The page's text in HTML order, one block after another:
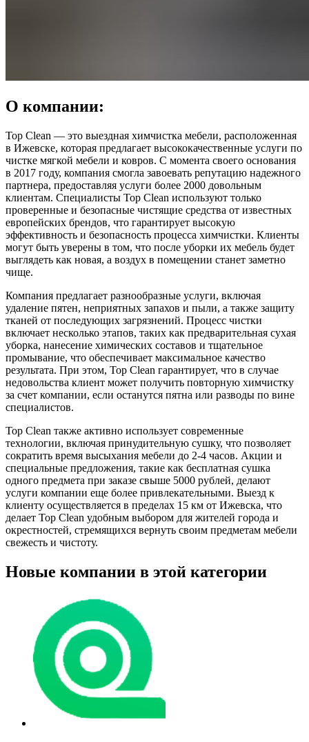
О компании:
Top Clean — это выездная химчистка мебели, расположенная
в Ижевске, которая предлагает высококачественные услуги по
чистке мягкой мебели и ковров. С момента своего основания
в 2017 году, компания смогла завоевать репутацию надежного
партнера, предоставляя услуги более 2000 довольным
клиентам. Специалисты Top Clean используют только
проверенные и безопасные чистящие средства от известных
европейских брендов, что гарантирует высокую
эффективность и безопасность процесса химчистки. Клиенты
могут быть уверены в том, что после уборки их мебель будет
выглядеть как новая, а воздух в помещении станет заметно
чище.
Компания предлагает разнообразные услуги, включая
удаление пятен, неприятных запахов и пыли, а также защиту
тканей от последующих загрязнений. Процесс чистки
включает несколько этапов, таких как предварительная сухая
уборка, нанесение химических составов и тщательное
промывание, что обеспечивает максимальное качество
результата. При этом, Top Clean гарантирует, что в случае
недовольства клиент может получить повторную химчистку
за счет компании, если останутся пятна или разводы по вине
специалистов.
Top Clean также активно использует современные
технологии, включая принудительную сушку, что позволяет
сократить время высыхания мебели до 2-4 часов. Акции и
специальные предложения, такие как бесплатная сушка
одного предмета при заказе свыше 5000 рублей, делают
услуги компании еще более привлекательными. Выезд к
клиенту осуществляется в пределах 15 км от Ижевска, что
делает Top Clean удобным выбором для жителей города и
окрестностей, стремящихся вернуть своим предметам мебели
свежесть и чистоту.
Новые компании в этой категории